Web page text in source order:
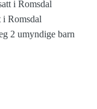
i Romsdal
i Romsdal
2 umyndige barn